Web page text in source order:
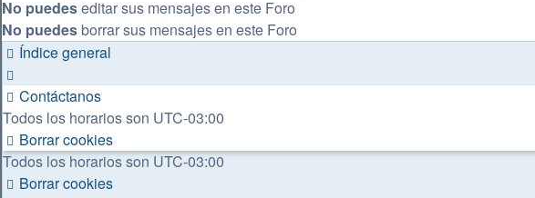
No puedeseditar sus mensajes en este Foro
No puedesborrar sus mensajes en este Foro
Índice general
Contáctanos
Todos los horarios son UTC-03:00
Borrar cookies
Todos los horarios son UTC-03:00
Borrar cookies